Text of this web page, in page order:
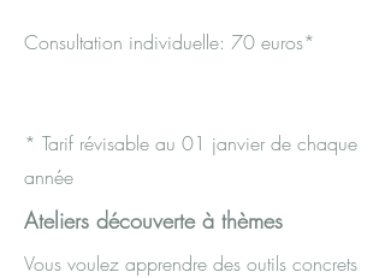
Consultation individuelle: 70 euros*
* Tarif révisable au 01 janvier de chaque
année
Ateliers découverte à thèmes
Vous voulez apprendre des outils concrets